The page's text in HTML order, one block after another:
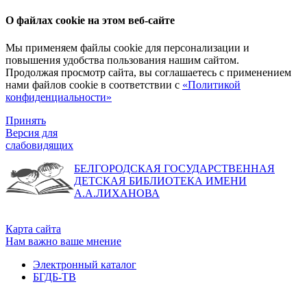
О файлах cookie на этом веб-сайте
Мы применяем файлы cookie для персонализации и
повышения удобства пользования нашим сайтом.
Продолжая просмотр сайта, вы соглашаетесь с применением
нами файлов cookie в соответствии с «Политикой
конфиденциальности»
Принять
Версия для
слабовидящих
БЕЛГОРОДСКАЯ ГОСУДАРСТВЕННАЯ
ДЕТСКАЯ БИБЛИОТЕКА ИМЕНИ
А.А.ЛИХАНОВА
Карта сайта
Нам важно ваше мнение
Электронный каталог
БГДБ-ТВ